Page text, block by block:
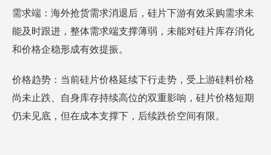
需求端：海外抢货需求消退后，硅片下游有效采购需求未
能及时跟进，整体需求端支撑薄弱，未能对硅片库存消化
和价格企稳形成有效提振。
价格趋势：当前硅片价格延续下行走势，受上游硅料价格
尚未止跌、自身库存持续高位的双重影响，硅片价格短期
仍未见底，但在成本支撑下，后续跌价空间有限。